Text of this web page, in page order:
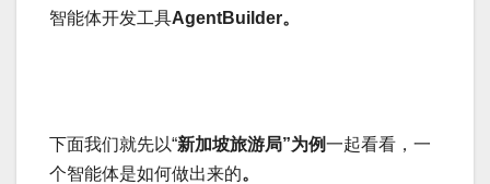
智能体开发工具AgentBuilder。
下面我们就先以“新加坡旅游局”为例一起看看，一
个智能体是如何做出来的 。